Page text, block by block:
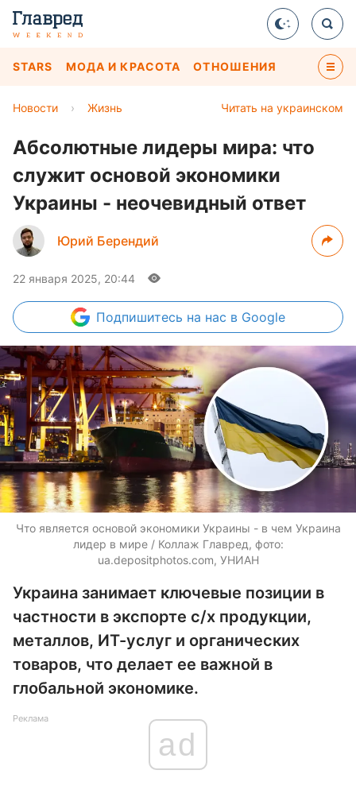
STARS МОДА И КРАСОТА ОТНОШЕНИЯ
Читать на украинском
Новости › Жизнь
Абсолютные лидеры мира: что
служит основой экономики
Украины - неочевидный ответ
Юрий Берендий
22 января 2025, 20:44
Подпишитесь на нас в Google
Что является основой экономики Украины - в чем Украина
лидер в мире / Коллаж Главред, фото:
ua.depositphotos.com, УНИАН
Украина занимает ключевые позиции в
частности в экспорте с/х продукции,
металлов, ИТ-услуг и органических
товаров, что делает ее важной в
глобальной экономике.
Реклама
ad